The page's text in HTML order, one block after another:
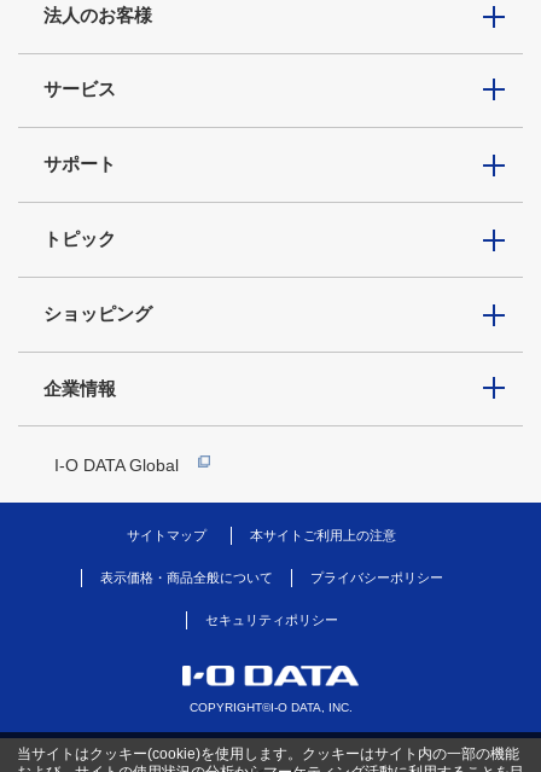
法人のお客様
サービス
サポート
トピック
ショッピング
企業情報
I-O DATA Global
サイトマップ 本サイトご利用上の注意
表示価格・商品全般について プライバシーポリシー
セキュリティポリシー
COPYRIGHT©I-O DATA, INC.
当サイトはクッキー(cookie)を使用します。クッキーはサイト内の一部の機能